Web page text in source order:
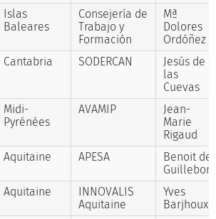
Islas
Baleares
Consejería de
Trabajo y
Formación
Mª
Dolores
Ordóñez
Cantabria
SODERCAN
Jesús de
las
Cuevas
Midi-
Pyrénées
AVAMIP
Jean-
Marie
Rigaud
Aquitaine
APESA
Benoit de
Guillebon
Aquitaine
INNOVALIS
Aquitaine
Yves
Barjhoux